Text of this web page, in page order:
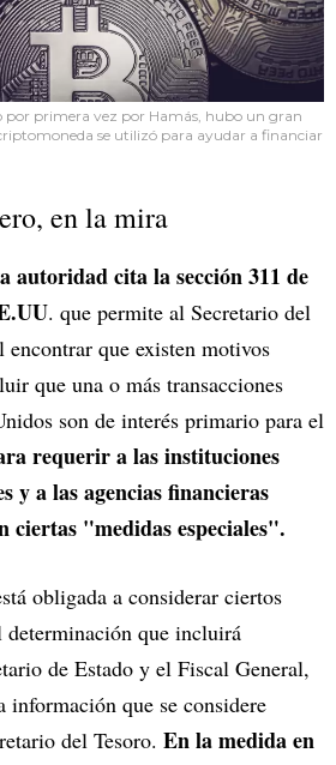
por primera vez por Hamás, hubo un gran
se utilizó para ayudar a financiar
en la mira
autoridad cita la sección 311 de
. que permite al Secretario del
encontrar que existen motivos
que una o más transacciones
son de interés primario para el
requerir a las instituciones
y a las agencias financieras
ciertas "medidas especiales".
obligada a considerar ciertos
determinación que incluirá
de Estado y el Fiscal General,
información que se considere
del Tesoro. En la medida en